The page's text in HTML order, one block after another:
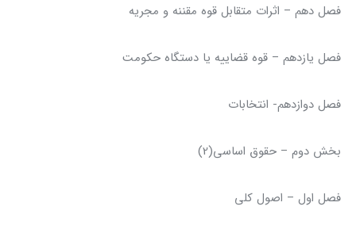
فصل دهم – اثرات متقابل قوه مقننه و مجریه
فصل یازدهم – قوه قضاییه یا دستگاه حکومت
فصل دوازدهم- انتخابات
بخش دوم – حقوق اساسی(2)
فصل اول – اصول کلی